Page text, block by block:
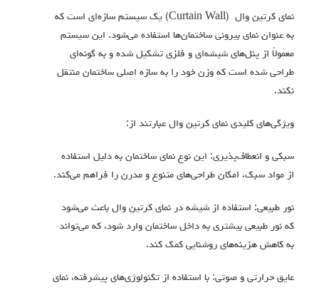
نمای کرتین وال (Curtain Wall) یک سیستم سازه‌ای است که
به عنوان نمای بیرونی ساختمان‌ها استفاده می‌شود. این سیستم
معمولاً از پنل‌های شیشه‌ای و فلزی تشکیل شده و به گونه‌ای
طراحی شده است که وزن خود را به سازه اصلی ساختمان منتقل
نکند.
ویژگی‌های کلیدی نمای کرتین وال عبارتند از:
سبکی و انعطاف‌پذیری: این نوع نمای ساختمان به دلیل استفاده
از مواد سبک، امکان طراحی‌های متنوع و مدرن را فراهم می‌کند.
نور طبیعی: استفاده از شیشه در نمای کرتین وال باعث می‌شود
که نور طبیعی بیشتری به داخل ساختمان وارد شود، که می‌تواند
به کاهش هزینه‌های روشنایی کمک کند.
عایق حرارتی و صوتی: با استفاده از تکنولوژی‌های پیشرفته، نمای